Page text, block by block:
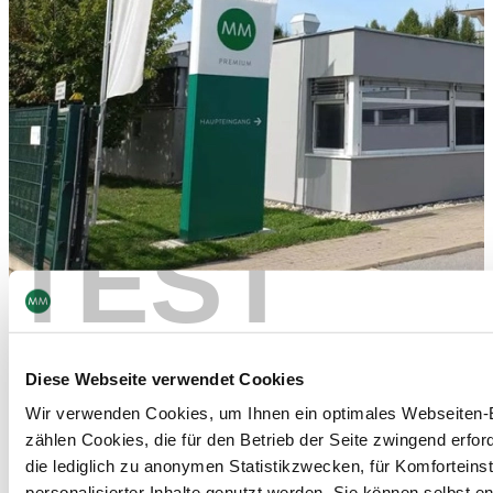
TEST
Diese Webseite verwendet Cookies
Wir verwenden Cookies, um Ihnen ein optimales
zählen Cookies, die für den Betrieb der Seite zwingend
die lediglich zu anonymen Statistikzwecken, für
MM Premium Vienna